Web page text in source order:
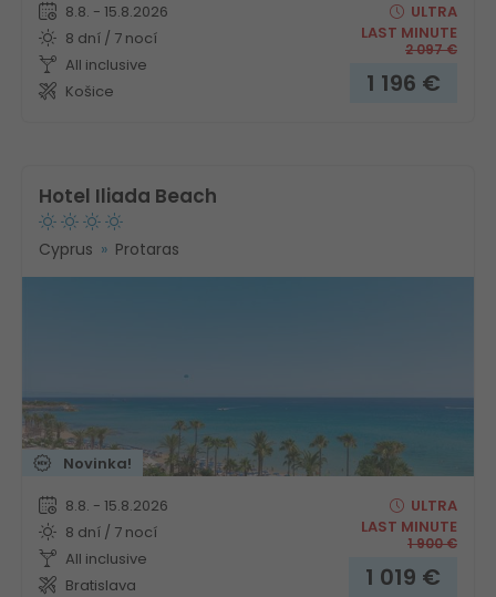
8.8. - 15.8.2026
8 dní / 7 nocí
All inclusive
Košice
ULTRA
LAST MINUTE
2 097€
1 196 €
Hotel Iliada Beach
Cyprus Protaras
Novinka!
8.8. - 15.8.2026
8 dní / 7 nocí
All inclusive
Bratislava
ULTRA
LAST MINUTE
1 900€
1 019 €